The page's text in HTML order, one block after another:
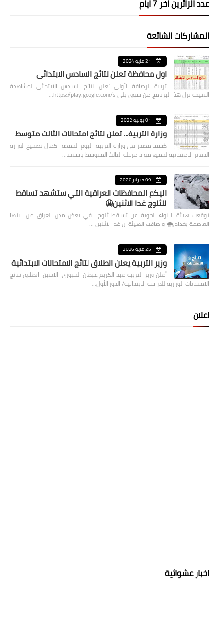
عدد الزائرين اخر 7 ايام
المشاركات الشائعة
21 مايو 2024
اول محافظة تعلن نتائج السادس الابتدائي
تربية الرصافة الأولى تعلن نتائج السادس الابتدائي لمشاهدة
النتيجة نزل هذا البرنامج من سوق بلي https://play.google.com/s…
01 يوليو 2022
وزارة التربية... تعلن نتائج امتحانات الثالث متوسط
كشف مصدر في وزارة التربية، اليوم الجمعة، اكمال تصحيح الوزارة
الدفاتر الامتحانية لجميع مواد مرحلة الثالث المتوسط باستثنا…
09 فبراير 2020
اليكم المحافظات العراقية التي ستشهد تساقط
للثلوج غدا الاثنين🥶
توقعت هيئة الانواء الجوية عن تساقط ثلوج في بعض مدن العراق من بينها
العاصمة بغداد ⁦🌨️⁩ واضافت الهيئة ان غدا الاثنين …
25 مايو 2026
وزير التربية يعلن انطلاق نتائج الامتحانات الابتدائية
أعلن وزير التربية عبد الكريم عبطان الجبوري، الاثنين، انطلاق نتائج
الامتحانات الوزارية للدراسة الابتدائية/ الدور الأول…
اعلان
اخبار عشوائية